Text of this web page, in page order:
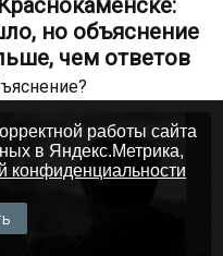
но объяснение
чем ответов
работы сайта
в Яндекс.Метрика,
конфиденциальности